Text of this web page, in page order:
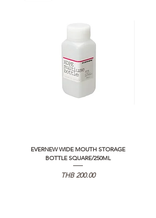
EVERNEW WIDE MOUTH STORAGE
BOTTLE SQUARE/250ML
Price
THB 200.00